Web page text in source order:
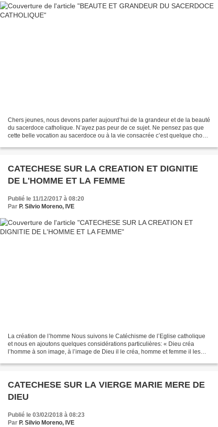
Chers jeunes, nous devons parler aujourd’hui de la grandeur et de la beauté
du sacerdoce catholique. N’ayez pas peur de ce sujet. Ne pensez pas que
cette belle vocation au sacerdoce ou à la vie consacrée c’est quelque chose
CATECHESE SUR LA CREATION ET DIGNITIE
DE L'HOMME ET LA FEMME
Publié le 11/12/2017 à 08:20
Par P. Silvio Moreno, IVE
La création de l’homme Nous suivons le Catéchisme de l’Eglise catholique
et nous en ajoutons quelques considérations particulières: « Dieu créa
l’homme à son image, à l’image de Dieu il le créa, homme et femme il les
CATECHESE SUR LA VIERGE MARIE MERE DE
DIEU
Publié le 03/02/2018 à 08:23
Par P. Silvio Moreno, IVE